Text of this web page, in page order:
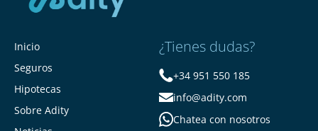
Inicio
Seguros
Hipotecas
Sobre Adity
¿Tienes dudas?
+34 951 550 185
info@adity.com
Chatea con nosotros